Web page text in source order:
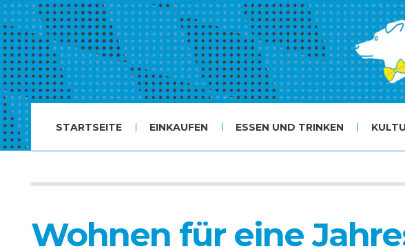
STARTSEITE EINKAUFEN ESSEN UND TRINKEN
Wohnen für eine